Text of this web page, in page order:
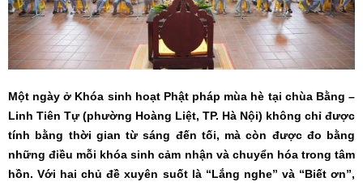
Một ngày ở Khóa sinh hoạt Phật pháp mùa hè tại chùa Bằng –
Linh Tiên Tự (phường Hoàng Liệt, TP. Hà Nội) không chỉ được
tính bằng thời gian từ sáng đến tối, mà còn được đo bằng
những điều mỗi khóa sinh cảm nhận và chuyển hóa trong tâm
hồn. Với hai chủ đề xuyên suốt là “Lắng nghe” và “Biết ơn”,